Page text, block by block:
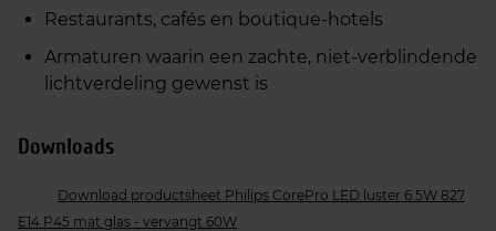
Restaurants, cafés en boutique‑hotels
Armaturen waarin een zachte, niet‑verblindende
lichtverdeling gewenst is
Downloads
Download productsheet Philips CorePro LED luster 6.5W 827
E14 P45 mat glas - vervangt 60W